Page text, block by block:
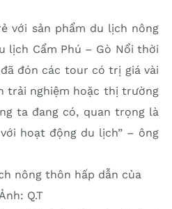
với sản phẩm du lịch nông
lịch Cẩm Phú – Gò Nổi thời
đón các tour có trị giá vài
trải nghiệm hoặc thị trường
ta đang có, quan trọng là
hoạt động du lịch” – ông